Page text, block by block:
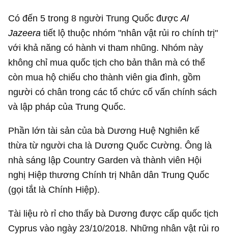
Có đến 5 trong 8 người Trung Quốc đượcAl
Jazeeratiết lộ thuộc nhóm "nhân vật rủi ro chính trị"
với khả năng có hành vi tham nhũng. Nhóm này
không chỉ mua quốc tịch cho bản thân mà có thể
còn mua hộ chiếu cho thành viên gia đình, gồm
người có chân trong các tổ chức cố vấn chính sách
và lập pháp của Trung Quốc.
Phần lớn tài sản của bà Dương Huệ Nghiên kế
thừa từ người cha là Dương Quốc Cường. Ông là
nhà sáng lập Country Garden và thành viên Hội
nghị Hiệp thương Chính trị Nhân dân Trung Quốc
(gọi tắt là Chính Hiệp).
Tài liệu rò rỉ cho thấy bà Dương được cấp quốc tịch
Cyprus vào ngày 23/10/2018. Những nhân vật rủi ro